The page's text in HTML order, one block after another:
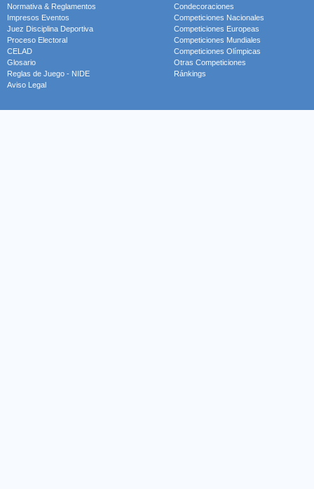
Normativa & Reglamentos
Impresos Eventos
Juez Disciplina Deportiva
Proceso Electoral
CELAD
Glosario
Reglas de Juego - NIDE
Aviso Legal
Condecoraciones
Competiciones Nacionales
Competiciones Europeas
Competiciones Mundiales
Competiciones Olímpicas
Otras Competiciones
Ránkings